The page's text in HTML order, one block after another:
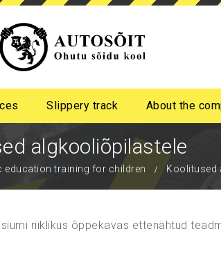
Slippery track About the
algkooliõpilastele
education training for children Koolitused
riiklikus õppekavas ettenähtud